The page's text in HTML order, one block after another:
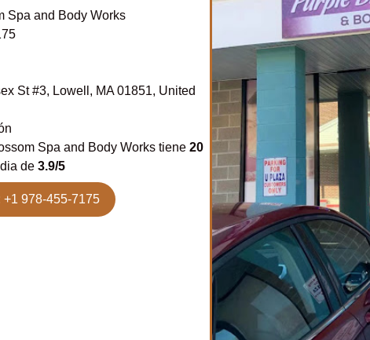
Spa and Body Works
St #3, Lowell, MA 01851, United
Spa and Body Works tiene 20
de 3.9/5
+1 978-455-7175